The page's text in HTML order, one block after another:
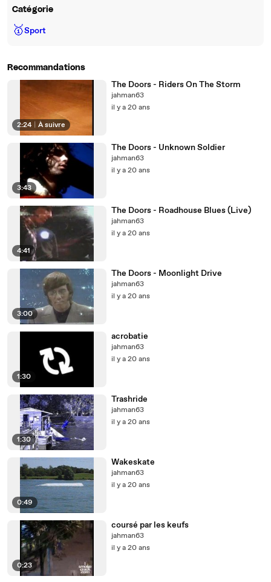
Catégorie
🥇Sport
Recommandations
2:24 À suivre
The Doors - Riders On The Storm
jahman63
il y a 20 ans
3:43
The Doors - Unknown Soldier
jahman63
il y a 20 ans
4:41
The Doors - Roadhouse Blues (Live)
jahman63
il y a 20 ans
3:00
The Doors - Moonlight Drive
jahman63
il y a 20 ans
1:30
acrobatie
jahman63
il y a 20 ans
1:30
Trashride
jahman63
il y a 20 ans
0:49
Wakeskate
jahman63
il y a 20 ans
0:23
coursé par les keufs
jahman63
il y a 20 ans